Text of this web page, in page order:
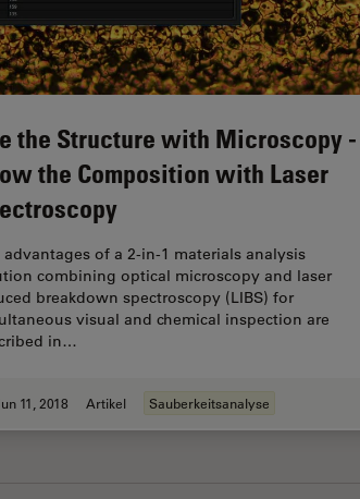
the Structure with Microscopy -
the Composition with Laser
advantages of a 2-in-1 materials analysis
combining optical microscopy and laser
breakdown spectroscopy (LIBS) for
visual and chemical inspection are
in…
11, 2018 Artikel Sauberkeitsanalyse